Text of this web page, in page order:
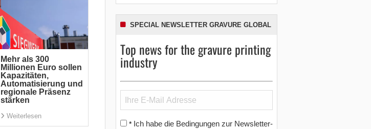
Mehr als 300
Millionen Euro sollen
Kapazitäten,
Automatisierung und
regionale Präsenz
stärken
Weiterlesen
SPECIAL NEWSLETTER GRAVURE GLOBAL
Top news for the gravure printing
industry
* Ich habe die Bedingungen zur Newsletter-